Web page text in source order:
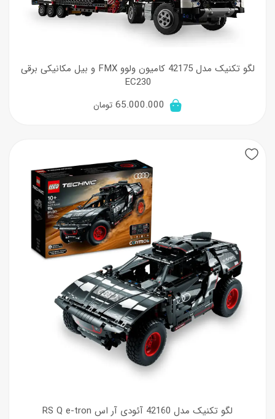
لگو تکنیک مدل 42175 کامیون ولوو FMX و بیل مکانیکی برقی
EC230
65.000.000 تومان
لگو تکنیک مدل 42160 آئودی آر اس RS Q e-tron